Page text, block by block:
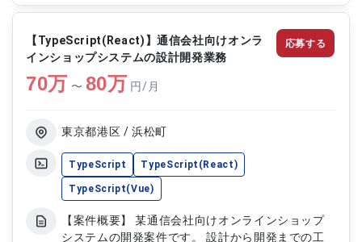
視化アプリケーション開発、プローブデータ解析基
盤構築支援など、スキルに応じて配属を調整しま
す。React/TypeScriptを中心に、VueやGo、
Python、AWSなど幅広い技術スタックのプロジェ
クトに携われる環境です。 【作業内容】 ■案件①：
既存地図システムのリファクタリング・機能拡張
TypeScript化リファクタリング ・
・TypeScript/Nest.jsによるバックエンド機能改
修・追加 ・既存仕様の解析および改善提案 ・テス
ト設計・実施、品質改善対応 ■案件②：RE:EARTH
を用いた自治体向け地図プラットフォーム開発 ・
RE:EARTHを利用した地図可視化システムの開発 ・
【TypeScript(React)】通信会社向けオンラ
インショップシステムの設計開発業務
70万 〜 80万 円/月
東京都港区 / 浜松町
TypeScript TypeScript(React)
TypeScript(Vue)
【案件概要】 某通信会社向けオンラインショップ
システムの開発案件です。 設計から開発までの工
応募する